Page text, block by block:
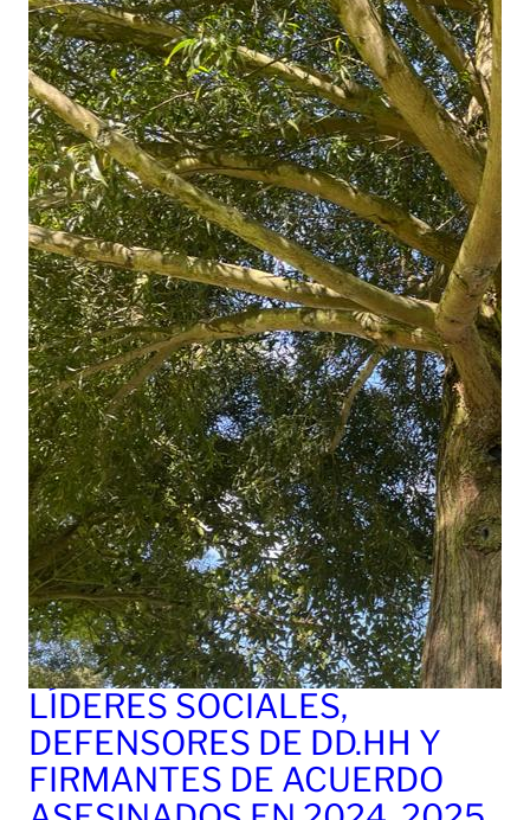
LÍDERES SOCIALES,
DEFENSORES DE DD.HH Y
FIRMANTES DE ACUERDO